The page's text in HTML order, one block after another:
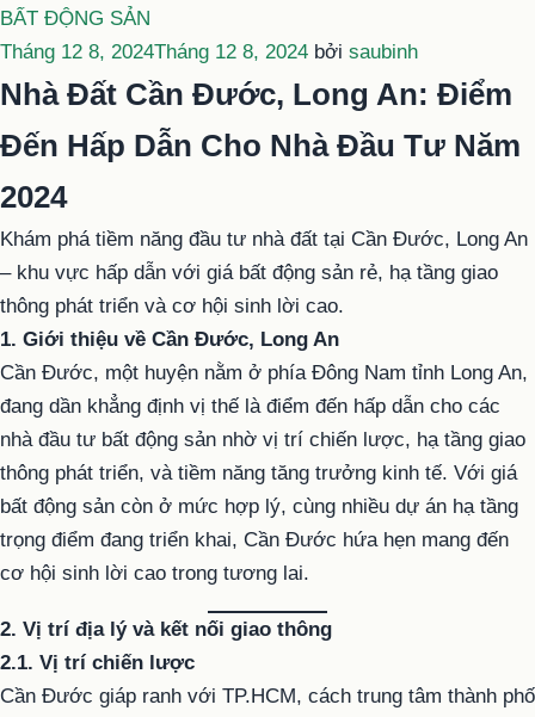
BẤT ĐỘNG SẢN
Đăng
trong
Tháng 12 8, 2024Tháng 12 8, 2024 bởi saubinh
Nhà Đất Cần Đước, Long An: Điểm
Đến Hấp Dẫn Cho Nhà Đầu Tư Năm
2024
Khám phá tiềm năng đầu tư nhà đất tại Cần Đước, Long An
– khu vực hấp dẫn với giá bất động sản rẻ, hạ tầng giao
thông phát triển và cơ hội sinh lời cao.
1. Giới thiệu về Cần Đước, Long An
Cần Đước, một huyện nằm ở phía Đông Nam tỉnh Long An,
đang dần khẳng định vị thế là điểm đến hấp dẫn cho các
nhà đầu tư bất động sản nhờ vị trí chiến lược, hạ tầng giao
thông phát triển, và tiềm năng tăng trưởng kinh tế. Với giá
bất động sản còn ở mức hợp lý, cùng nhiều dự án hạ tầng
trọng điểm đang triển khai, Cần Đước hứa hẹn mang đến
cơ hội sinh lời cao trong tương lai.
2. Vị trí địa lý và kết nối giao thông
2.1. Vị trí chiến lược
Cần Đước giáp ranh với TP.HCM, cách trung tâm thành phố